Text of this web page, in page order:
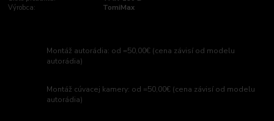
Výrobca:
TomiMax
Montáž autorádia: od =50,00€ (cena závisí od modelu
autorádia)
Montáž cúvacej kamery: od =50,00€ (cena závisí od modelu
autorádia)